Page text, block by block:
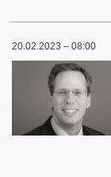
20.02.2023 – 08:00